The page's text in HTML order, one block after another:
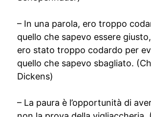
– In una parola, ero troppo
quello che sapevo essere
ero stato troppo codardo per
quello che sapevo sbagliato.
Dickens)
– La paura è l’opportunità di